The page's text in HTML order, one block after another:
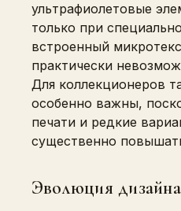
ультрафиолетовые
только при
встроенный
практически
Для коллекционеров
особенно важны,
печати и редкие
существенно
Эволюция